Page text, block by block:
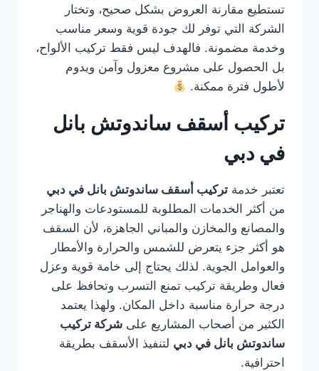
تستطيع مقارنة العروض بشكل صحيح، وتختار
الشركة التي توفر لك جودة قوية وسعر مناسب
وخدمة مضمونة. فالهدف ليس فقط تركيب الألواح،
بل الحصول على مشروع معزول وآمن ويدوم
لأطول فترة ممكنة.
تركيب أسقف ساندوتش بانل
في دبي
تعتبر خدمة تركيب أسقف ساندوتش بانل في دبي
من أكثر الخدمات المطلوبة للمستودعات والهناجر
والمصانع والمخازن والمباني الجاهزة، لأن السقف
هو أكثر جزء يتعرض للشمس والحرارة والأمطار
والعوامل الجوية. لذلك يحتاج إلى خامة قوية وعزل
فعال وطريقة تركيب تمنع التسرب وتحافظ على
درجة حرارة مناسبة داخل المكان. ولهذا يعتمد
الكثير من أصحاب المشاريع على شركة تركيب
ساندوتش بانل في دبي لتنفيذ الأسقف بطريقة
احترافية.